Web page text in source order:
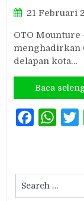
21 Februari
OTO
menghadirkan
delapan kota…
Baca
Facebook
for: